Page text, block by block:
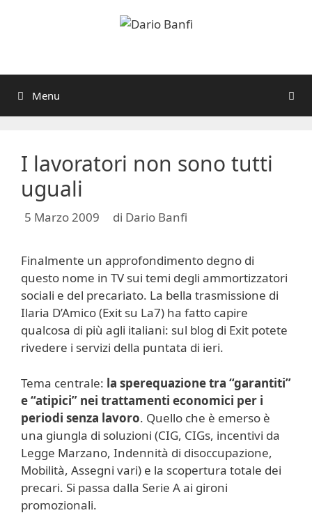
Menu
I lavoratori non sono tutti
uguali
5 Marzo 2009 di Dario Banfi
Finalmente un approfondimento degno di
questo nome in TV sui temi degli ammortizzatori
sociali e del precariato. La bella trasmissione di
Ilaria D’Amico (Exit su La7) ha fatto capire
qualcosa di più agli italiani: sul blog di Exit potete
rivedere i servizi della puntata di ieri.
Tema centrale: la sperequazione tra “garantiti”
e “atipici” nei trattamenti economici per i
periodi senza lavoro. Quello che è emerso è
una giungla di soluzioni (CIG, CIGs, incentivi da
Legge Marzano, Indennità di disoccupazione,
Mobilità, Assegni vari) e la scopertura totale dei
precari. Si passa dalla Serie A ai gironi
promozionali.